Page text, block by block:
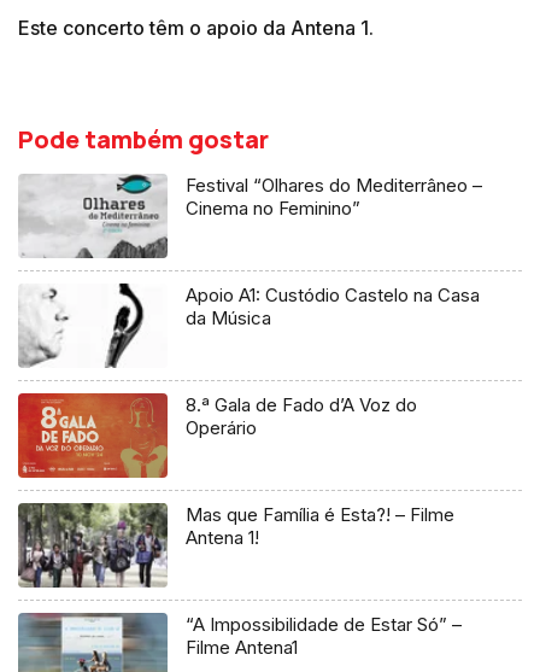
Este concerto têm o apoio da Antena 1.
Pode também gostar
Festival “Olhares do Mediterrâneo –
Cinema no Feminino”
Apoio A1: Custódio Castelo na Casa
da Música
8.ª Gala de Fado d’A Voz do
Operário
Mas que Família é Esta?! – Filme
Antena 1!
“A Impossibilidade de Estar Só” –
Filme Antena1